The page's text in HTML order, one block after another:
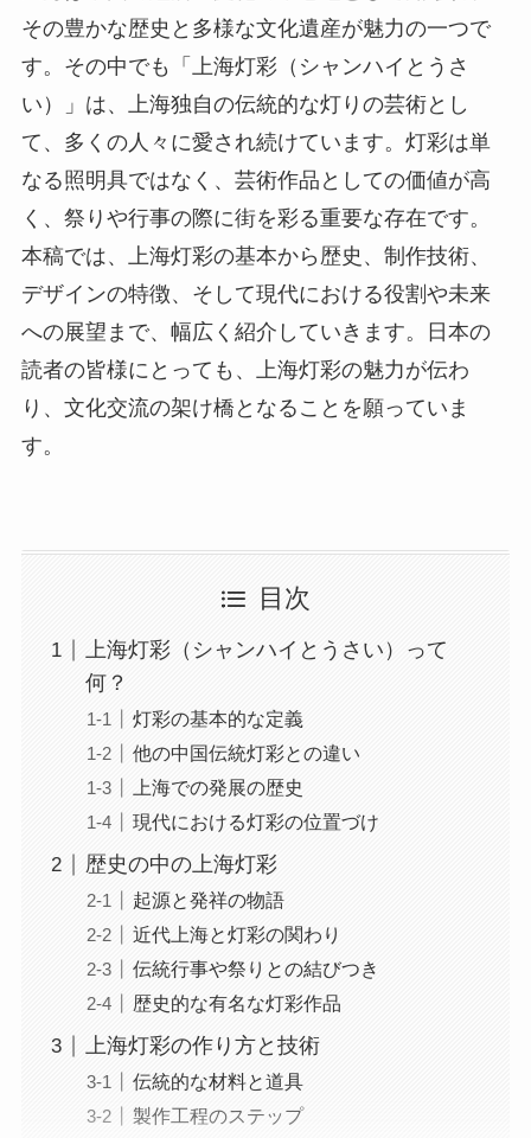
その豊かな歴史と多様な文化遺産が魅力の一つで
す。その中でも「上海灯彩（シャンハイとうさ
い）」は、上海独自の伝統的な灯りの芸術とし
て、多くの人々に愛され続けています。灯彩は単
なる照明具ではなく、芸術作品としての価値が高
く、祭りや行事の際に街を彩る重要な存在です。
本稿では、上海灯彩の基本から歴史、制作技術、
デザインの特徴、そして現代における役割や未来
への展望まで、幅広く紹介していきます。日本の
読者の皆様にとっても、上海灯彩の魅力が伝わ
り、文化交流の架け橋となることを願っていま
す。
目次
上海灯彩（シャンハイとうさい）って
何？
灯彩の基本的な定義
他の中国伝統灯彩との違い
上海での発展の歴史
現代における灯彩の位置づけ
歴史の中の上海灯彩
起源と発祥の物語
近代上海と灯彩の関わり
伝統行事や祭りとの結びつき
歴史的な有名な灯彩作品
上海灯彩の作り方と技術
伝統的な材料と道具
製作工程のステップ